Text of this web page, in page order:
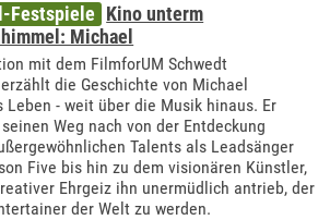
Festspiele Kino unterm
Michael
mit dem FilmforUM Schwedt
die Geschichte von Michael
Leben - weit über die Musik hinaus. Er
Weg nach von der Entdeckung
Talents als Leadsänger
Five bis hin zu dem visionären Künstler,
Ehrgeiz ihn unermüdlich antrieb, der
der Welt zu werden.